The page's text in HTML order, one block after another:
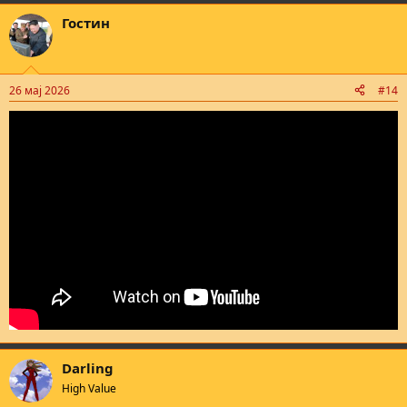
Гостин
26 мај 2026 #14
Darling
High Value